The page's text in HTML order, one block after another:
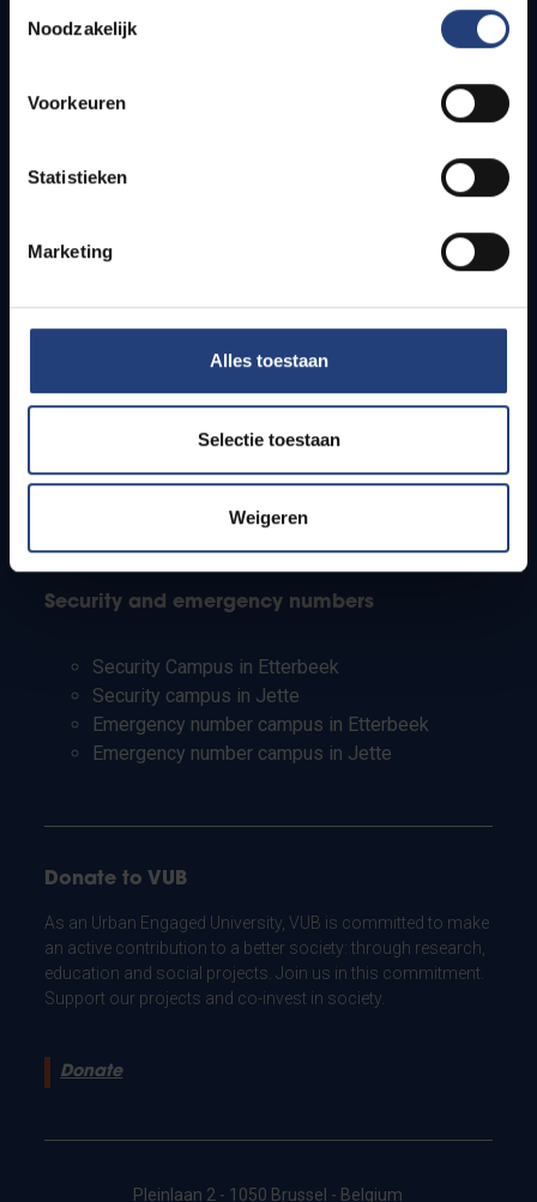
Noodzakelijk
Voorkeuren
Statistieken
Marketing
Alles toestaan
Selectie toestaan
Weigeren
Quick links
How to get to the VUB campuses
Students
PhD students
Teachers and secondary schools
Working students
Security and emergency numbers
Security Campus in Etterbeek
Security campus in Jette
Emergency number campus in Etterbeek
Emergency number campus in Jette
Donate to VUB
As an Urban Engaged University, VUB is committed to make
an active contribution to a better society: through research,
education and social projects. Join us in this commitment.
Support our projects and co-invest in society.
Donate
Pleinlaan 2 - 1050 Brussel - Belgium